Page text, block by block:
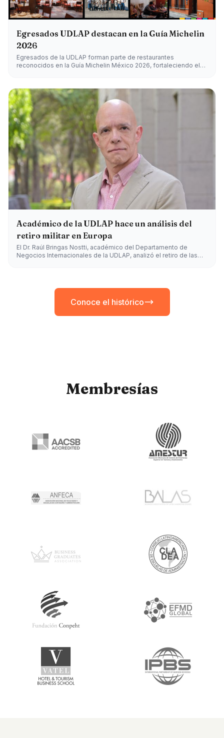
Egresados UDLAP destacan en la Guía Michelin
2026
Egresados de la UDLAP forman parte de restaurantes
reconocidos en la Guía Michelin México 2026, fortaleciendo el
Académico de la UDLAP hace un análisis del
retiro militar en Europa
El Dr. Raúl Bringas Nostti, académico del Departamento de
Negocios Internacionales de la UDLAP, analizó el retiro de las
Conoce el histórico
Membresías